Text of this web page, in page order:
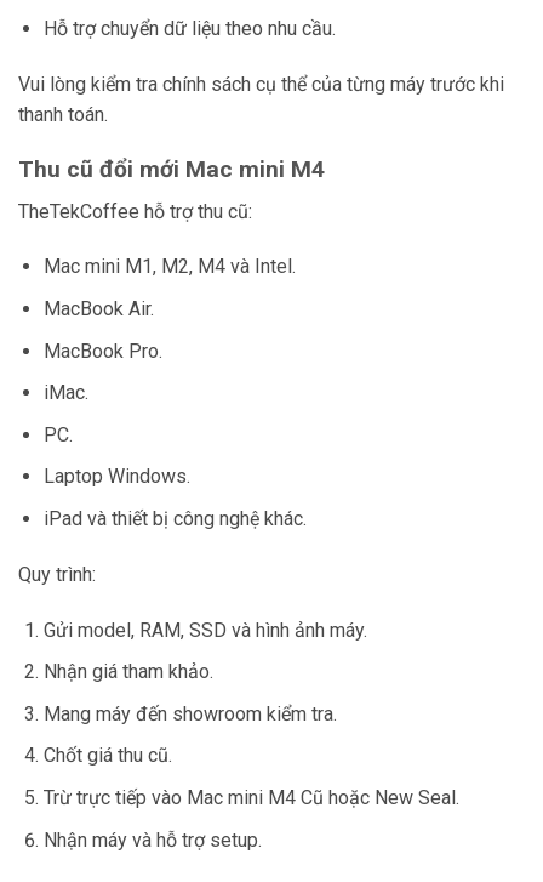
Hỗ trợ chuyển dữ liệu theo nhu cầu.
Vui lòng kiểm tra chính sách cụ thể của từng máy trước khi
thanh toán.
Thu cũ đổi mới Mac mini M4
TheTekCoffee hỗ trợ thu cũ:
Mac mini M1, M2, M4 và Intel.
MacBook Air.
MacBook Pro.
iMac.
PC.
Laptop Windows.
iPad và thiết bị công nghệ khác.
Quy trình:
Gửi model, RAM, SSD và hình ảnh máy.
Nhận giá tham khảo.
Mang máy đến showroom kiểm tra.
Chốt giá thu cũ.
Trừ trực tiếp vào Mac mini M4 Cũ hoặc New Seal.
Nhận máy và hỗ trợ setup.